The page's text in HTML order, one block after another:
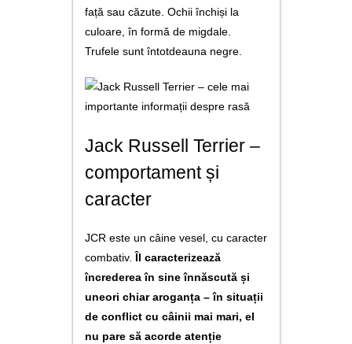
față sau căzute. Ochii închiși la
culoare, în formă de migdale.
Trufele sunt întotdeauna negre.
Jack Russell Terrier –
comportament și
caracter
JCR este un câine vesel, cu caracter
combativ. Îl caracterizează
încrederea în sine înnăscută și
uneori chiar aroganța – în situații
de conflict cu câinii mai mari, el
nu pare să acorde atenție